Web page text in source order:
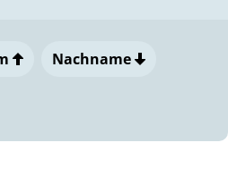
Nachname